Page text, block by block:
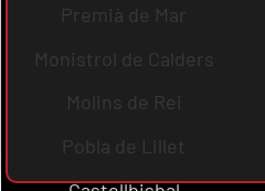
Premià de Mar
Monistrol de Calders
Molins de Rei
Pobla de Lillet